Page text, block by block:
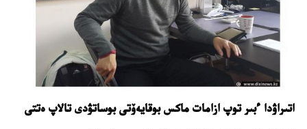
اتىراۋدا ءبىر توپ ازامات ماكس بوقايەۆتى بوساتۋدى تالاپ ەتتى